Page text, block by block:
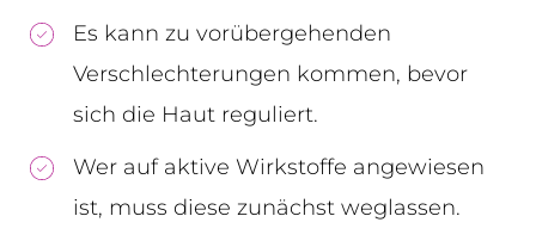
Es kann zu vorübergehenden
Verschlechterungen kommen, bevor
sich die Haut reguliert.
Wer auf aktive Wirkstoffe angewiesen
ist, muss diese zunächst weglassen.